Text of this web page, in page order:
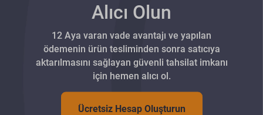
Alıcı Olun
12 Aya varan vade avantajı ve yapılan
ödemenin ürün tesliminden sonra satıcıya
aktarılmasını sağlayan güvenli tahsilat imkanı
için hemen alıcı ol.
Ücretsiz Hesap Oluşturun